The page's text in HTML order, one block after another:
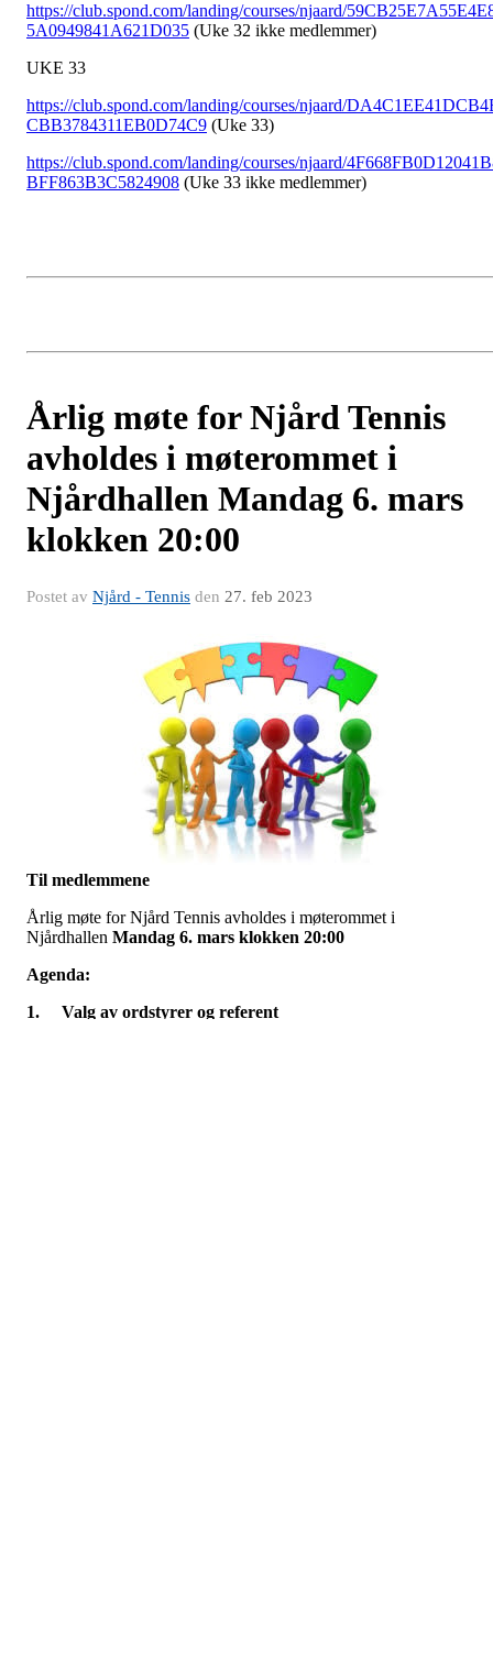
https://club.spond.com/landing/courses/njaard/
5A0949841A621D035 (Uke 32 ikke medlemmer)
UKE 33
https://club.spond.com/landing/courses/njaard/
CBB3784311EB0D74C9 (Uke 33)
https://club.spond.com/landing/courses/njaard/
BFF863B3C5824908 (Uke 33 ikke medlemmer)
Årlig møte for Njård Tennis
avholdes i møterommet i
Njårdhallen Mandag 6. mars
klokken 20:00
Postet av Njård - Tennis den 27. feb 2023
Til medlemmene
Årlig møte for Njård Tennis avholdes i møterommet i
Njårdhallen Mandag 6. mars klokken 20:00
Agenda:
1.
Valg av ordstyrer og referent